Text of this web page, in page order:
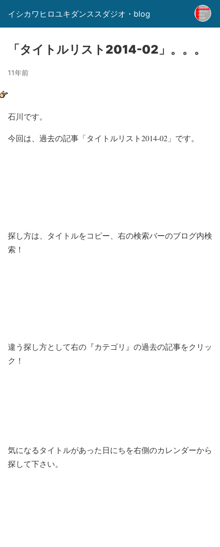
イシカワヒロユキダンススダジオ・blog
「タイトルリスト2014-02」。。。
11年前
石川です。
今回は、過去の記事「タイトルリスト2014-02」です。
探し方は、タイトルをコピー、右の検索バーのブログ内検
索！
違う探し方として右の『カテゴリ』の過去の記事をクリッ
ク！
気になるタイトルがあった日にちを右側のカレンダーから
探して下さい。